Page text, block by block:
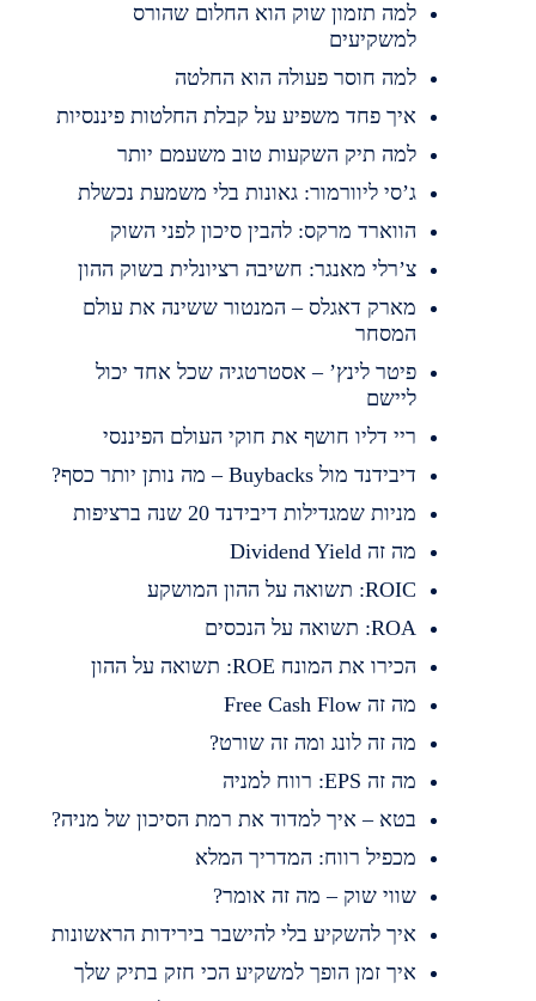
למה תזמון שוק הוא החלום שהורס
למשקיעים
למה חוסר פעולה הוא החלטה
איך פחד משפיע על קבלת החלטות פיננסיות
למה תיק השקעות טוב משעמם יותר
ג’סי ליוורמור: גאונות בלי משמעת נכשלת
הווארד מרקס: להבין סיכון לפני השוק
צ’רלי מאנגר: חשיבה רציונלית בשוק ההון
מארק דאגלס – המנטור ששינה את עולם
המסחר
פיטר לינץ’ – אסטרטגיה שכל אחד יכול
ליישם
ריי דליו חושף את חוקי העולם הפיננסי
דיבידנד מול Buybacks – מה נותן יותר כסף?
מניות שמגדילות דיבידנד 20 שנה ברציפות
מה זה Dividend Yield
ROIC: תשואה על ההון המושקע
ROA: תשואה על הנכסים
הכירו את המונח ROE: תשואה על ההון
מה זה Free Cash Flow
מה זה לונג ומה זה שורט?
מה זה EPS: רווח למניה
בטא – איך למדוד את רמת הסיכון של מניה?
מכפיל רווח: המדריך המלא
שווי שוק – מה זה אומר?
איך להשקיע בלי להישבר בירידות הראשונות
איך זמן הופך למשקיע הכי חזק בתיק שלך